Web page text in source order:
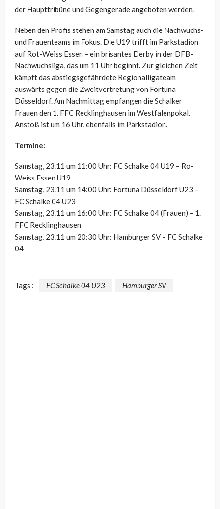
der Haupttribüne und Gegengerade angeboten werden.
Neben den Profis stehen am Samstag auch die Nachwuchs-
und Frauenteams im Fokus. Die U19 trifft im Parkstadion
auf Rot-Weiss Essen – ein brisantes Derby in der DFB-
Nachwuchsliga, das um 11 Uhr beginnt. Zur gleichen Zeit
kämpft das abstiegsgefährdete Regionalligateam
auswärts gegen die Zweitvertretung von Fortuna
Düsseldorf. Am Nachmittag empfangen die Schalker
Frauen den 1. FFC Recklinghausen im Westfalenpokal.
Anstoß ist um 16 Uhr, ebenfalls im Parkstadion.
Termine:
Samstag, 23.11 um 11:00 Uhr: FC Schalke 04 U19 – Ro-
Weiss Essen U19
Samstag, 23.11 um 14:00 Uhr: Fortuna Düsseldorf U23 –
FC Schalke 04 U23
Samstag, 23.11 um 16:00 Uhr: FC Schalke 04 (Frauen) – 1.
FFC Recklinghausen
Samstag, 23.11 um 20:30 Uhr: Hamburger SV – FC Schalke
04
Tags : FC Schalke 04 U23 Hamburger SV